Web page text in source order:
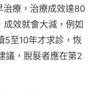
治療，治療成效達80
成效就會大減，例如
5至10年才求診，恢
議，脫髮者應在第2